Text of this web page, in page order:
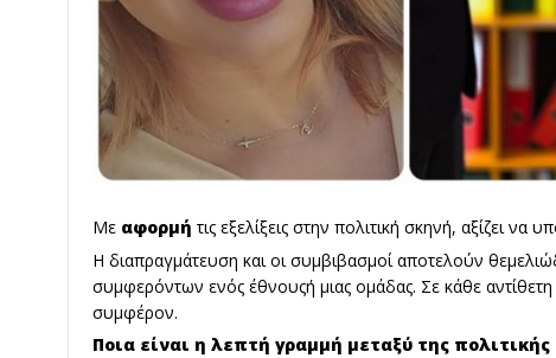
Με αφορμή τις εξελίξεις στην πολιτική σκηνή, αξίζει να
Η διαπραγμάτευση και οι συμβιβασμοί αποτελούν
συμφερόντων ενός έθνουςή μιας ομάδας. Σε κάθε
συμφέρον.
Ποια είναι η λεπτή γραμμή μεταξύ της